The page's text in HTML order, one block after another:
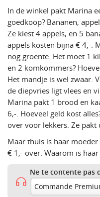
In de winkel pakt Marina
goedkoop? Bananen,
Ze kiest 4 appels, en 5
appels kosten bijna € 4,-.
nog groente. Het moet 1
en 2 komkommers?
Het mandje is wel zwaar.
de diepvries ligt vlees en
Marina pakt 1 brood en
6,-. Hoeveel geld kost
over voor lekkers. Ze pakt
Maar thuis is haar
€ 1,- over. Waarom is
Ne te contente pas
Commande